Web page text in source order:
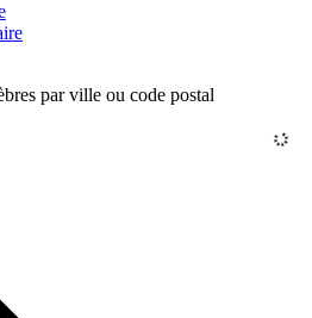
par ville ou code postal